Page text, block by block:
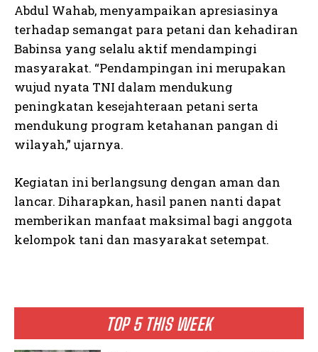
TOP 5 THIS WEEK
Abdul Wahab, menyampaikan apresiasinya
terhadap semangat para petani dan kehadiran
Babinsa yang selalu aktif mendampingi
masyarakat. “Pendampingan ini merupakan
wujud nyata TNI dalam mendukung
peningkatan kesejahteraan petani serta
mendukung program ketahanan pangan di
wilayah,” ujarnya.
Kegiatan ini berlangsung dengan aman dan
lancar. Diharapkan, hasil panen nanti dapat
memberikan manfaat maksimal bagi anggota
kelompok tani dan masyarakat setempat.